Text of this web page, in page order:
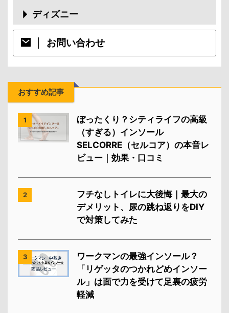
ディズニー
お問い合わせ
おすすめ記事
1
ぼったくり？シティライフの高級
（すぎる）インソール
SELCORRE（セルコア）の本音レ
ビュー｜効果・口コミ
2
フチなしトイレに大後悔｜最大の
デメリット、尿の跳ね返りをDIY
で対策してみた
3
ワークマンの最強インソール？
「リゲッタのつかれどめインソー
ル」は面で力を受けて足裏の疲労
軽減